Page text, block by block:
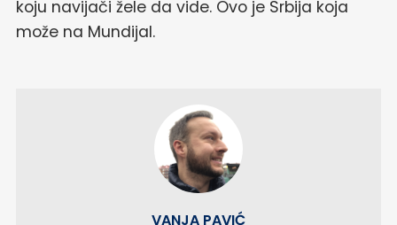
koju navijači žele da vide. Ovo je Srbija koja
može na Mundijal.
VANJA PAVIĆ